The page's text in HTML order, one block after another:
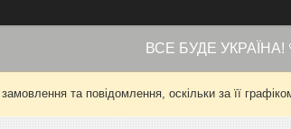
ВСЕ БУДЕ УКРАЇНА!
та повідомлення, оскільки за її